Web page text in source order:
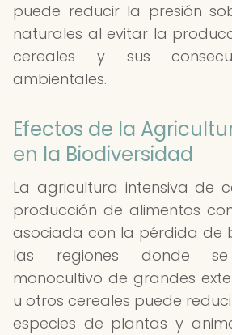
puede reducir la presión
naturales al evitar la
cereales y sus
ambientales.
Efectos de la
en la Biodiversidad
La agricultura intensiva de
producción de alimentos
asociada con la pérdida de
las regiones donde
monocultivo de grandes
u otros cereales puede
especies de plantas y